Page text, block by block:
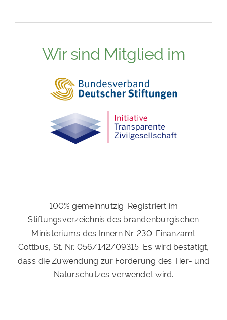
Wir sind Mitglied im
100% gemeinnützig. Registriert im
Stiftungsverzeichnis des brandenburgischen
Ministeriums des Innern Nr. 230. Finanzamt
Cottbus, St. Nr. 056/142/09315. Es wird bestätigt,
dass die Zuwendung zur Förderung des Tier- und
Naturschutzes verwendet wird.